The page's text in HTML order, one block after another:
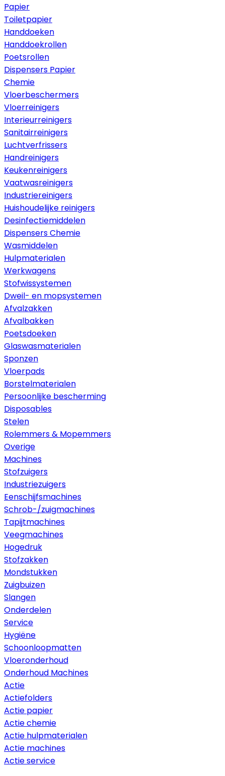
Papier
Toiletpapier
Handdoeken
Handdoekrollen
Poetsrollen
Dispensers Papier
Chemie
Vloerbeschermers
Vloerreinigers
Interieurreinigers
Sanitairreinigers
Luchtverfrissers
Handreinigers
Keukenreinigers
Vaatwasreinigers
Industriereinigers
Huishoudelijke reinigers
Desinfectiemiddelen
Dispensers Chemie
Wasmiddelen
Hulpmaterialen
Werkwagens
Stofwissystemen
Dweil- en mopsystemen
Afvalzakken
Afvalbakken
Poetsdoeken
Glaswasmaterialen
Sponzen
Vloerpads
Borstelmaterialen
Persoonlijke bescherming
Disposables
Stelen
Rolemmers & Mopemmers
Overige
Machines
Stofzuigers
Industriezuigers
Eenschijfsmachines
Schrob-/zuigmachines
Tapijtmachines
Veegmachines
Hogedruk
Stofzakken
Mondstukken
Zuigbuizen
Slangen
Onderdelen
Service
Hygiëne
Schoonloopmatten
Vloeronderhoud
Onderhoud Machines
Actie
Actiefolders
Actie papier
Actie chemie
Actie hulpmaterialen
Actie machines
Actie service